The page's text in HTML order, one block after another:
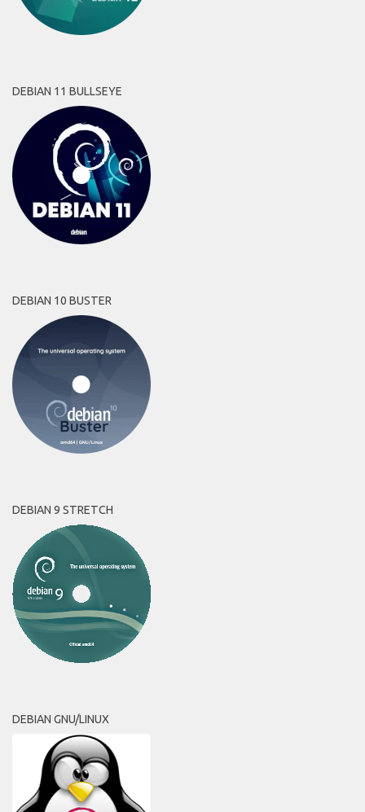
DEBIAN 11 BULLSEYE
DEBIAN 10 BUSTER
DEBIAN 9 STRETCH
DEBIAN GNU/LINUX